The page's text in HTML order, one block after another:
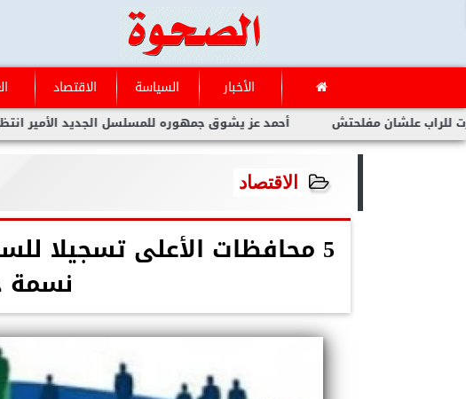
الأخبار السياسة الاقتصاد
أحمد عز يشوق جمهوره للمسلسل الجديد الأمير انتظروا مفلحتش
الاقتصاد
5 محافظات الأعلى تسجيلا
نسمة